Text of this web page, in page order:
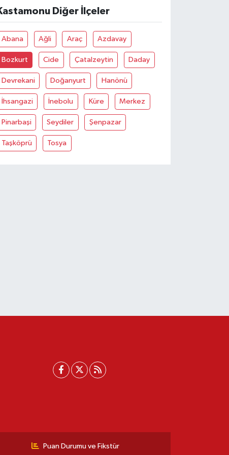
Diğer İlçeler
Abana Ağli Araç Azdavay
Bozkurt Cide Çatalzeytin Daday
Devrekani Doğanyurt Hanönü
İhsangazi İnebolu Küre Merkez
Pinarbaşi Seydiler Şenpazar
Taşköprü Tosya
Puan Durumu ve Fikstür